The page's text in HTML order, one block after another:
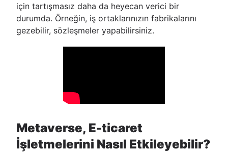
için tartışmasız daha da heyecan verici bir
durumda. Örneğin, iş ortaklarınızın fabrikalarını
gezebilir, sözleşmeler yapabilirsiniz.
Metaverse, E-ticaret
İşletmelerini Nasıl Etkileyebilir?